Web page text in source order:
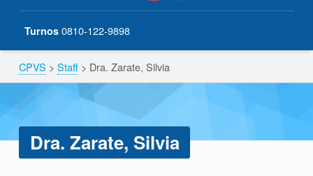
Turnos 0810-122-9898
Breadcrumbs navigation
CPVS > Staff> Dra. Zarate, Silvia
Dra. Zarate, Silvia